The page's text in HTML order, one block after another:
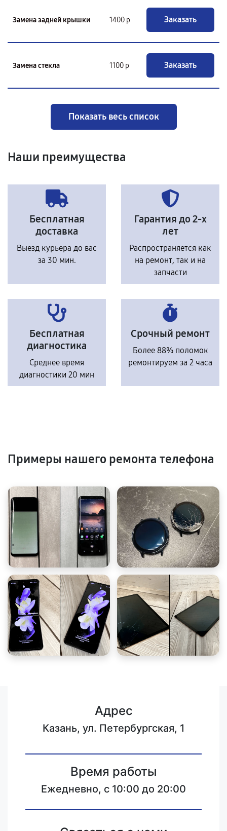
Замена задней крышки 1400 р Заказать
Замена стекла 1100 р Заказать
Показать весь список
Наши преимущества
Бесплатная
доставка
Выезд курьера до вас
за 30 мин.
Гарантия до 2-х
лет
Распространяется как
на ремонт, так и на
запчасти
Бесплатная
диагностика
Среднее время
диагностики 20 мин
Срочный ремонт
Более 88% поломок
ремонтируем за 2 часа
Примеры нашего ремонта телефона
Адрес
Казань, ул. Петербургская, 1
Время работы
Ежедневно, с 10:00 до 20:00